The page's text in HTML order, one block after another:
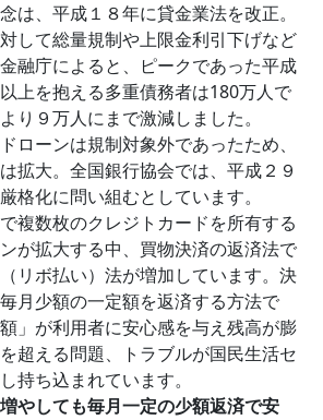
は、平成１８年に貸金業法を改正。
して総量規制や上限金利引下げなど
融庁によると、ピークであった平成
上を抱える多重債務者は180万人で
り９万人にまで激減しました。
ローンは規制対象外であったため、
拡大。全国銀行協会では、平成２９
格化に問い組むとしています。
複数枚のクレジトカードを所有する
が拡大する中、買物決済の返済法で
リボ払い）法が増加しています。決
月少額の一定額を返済する方法で
」が利用者に安心感を与え残高が膨
超える問題、トラブルが国民生活セ
持ち込まれています。
やしても毎月一定の少額返済で安